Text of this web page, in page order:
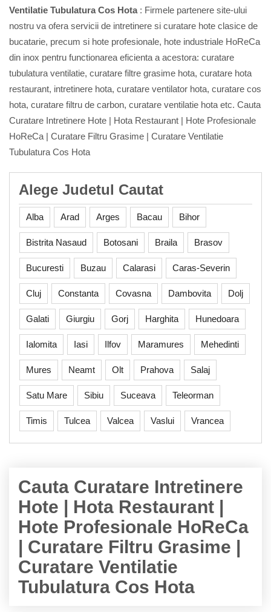
Ventilatie Tubulatura Cos Hota : Firmele partenere site-ului
nostru va ofera servicii de intretinere si curatare hote clasice de
bucatarie, precum si hote profesionale, hote industriale HoReCa
din inox pentru functionarea eficienta a acestora: curatare
tubulatura ventilatie, curatare filtre grasime hota, curatare hota
restaurant, intretinere hota, curatare ventilator hota, curatare cos
hota, curatare filtru de carbon, curatare ventilatie hota etc. Cauta
Curatare Intretinere Hote | Hota Restaurant | Hote Profesionale
HoReCa | Curatare Filtru Grasime | Curatare Ventilatie
Tubulatura Cos Hota
Alege Judetul Cautat
Alba Arad Arges Bacau Bihor
Bistrita Nasaud Botosani Braila Brasov
Bucuresti Buzau Calarasi Caras-Severin
Cluj Constanta Covasna Dambovita Dolj
Galati Giurgiu Gorj Harghita Hunedoara
Ialomita Iasi Ilfov Maramures Mehedinti
Mures Neamt Olt Prahova Salaj
Satu Mare Sibiu Suceava Teleorman
Timis Tulcea Valcea Vaslui Vrancea
Cauta Curatare Intretinere
Hote | Hota Restaurant |
Hote Profesionale HoReCa
| Curatare Filtru Grasime |
Curatare Ventilatie
Tubulatura Cos Hota